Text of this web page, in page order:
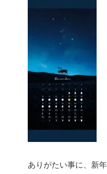
ありがたい事に、新